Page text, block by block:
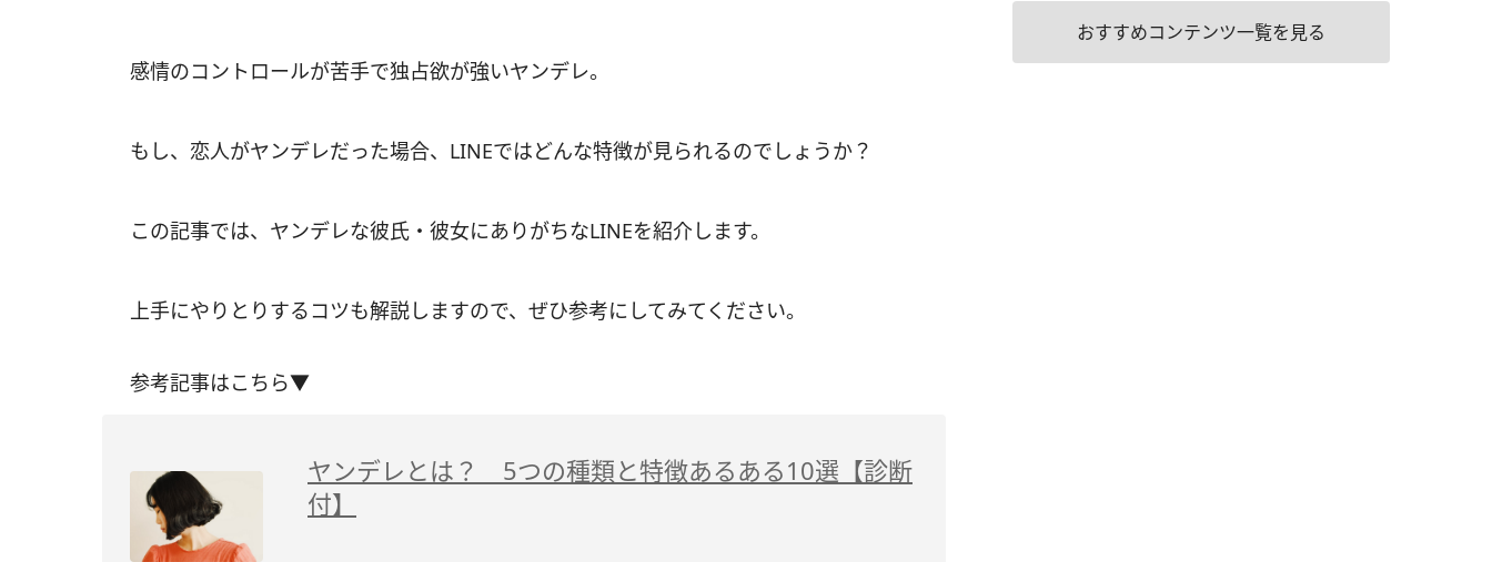
感情のコントロールが苦手で独占欲が強いヤンデレ。
もし、恋人がヤンデレだった場合、LINEではどんな特徴が見られるのでしょうか？
この記事では、ヤンデレな彼氏・彼女にありがちなLINEを紹介します。
上手にやりとりするコツも解説しますので、ぜひ参考にしてみてください。
参考記事はこちら▼
ヤンデレとは？ 5つの種類と特徴あるある10選【診断
付】
おすすめコンテンツ一覧を見る